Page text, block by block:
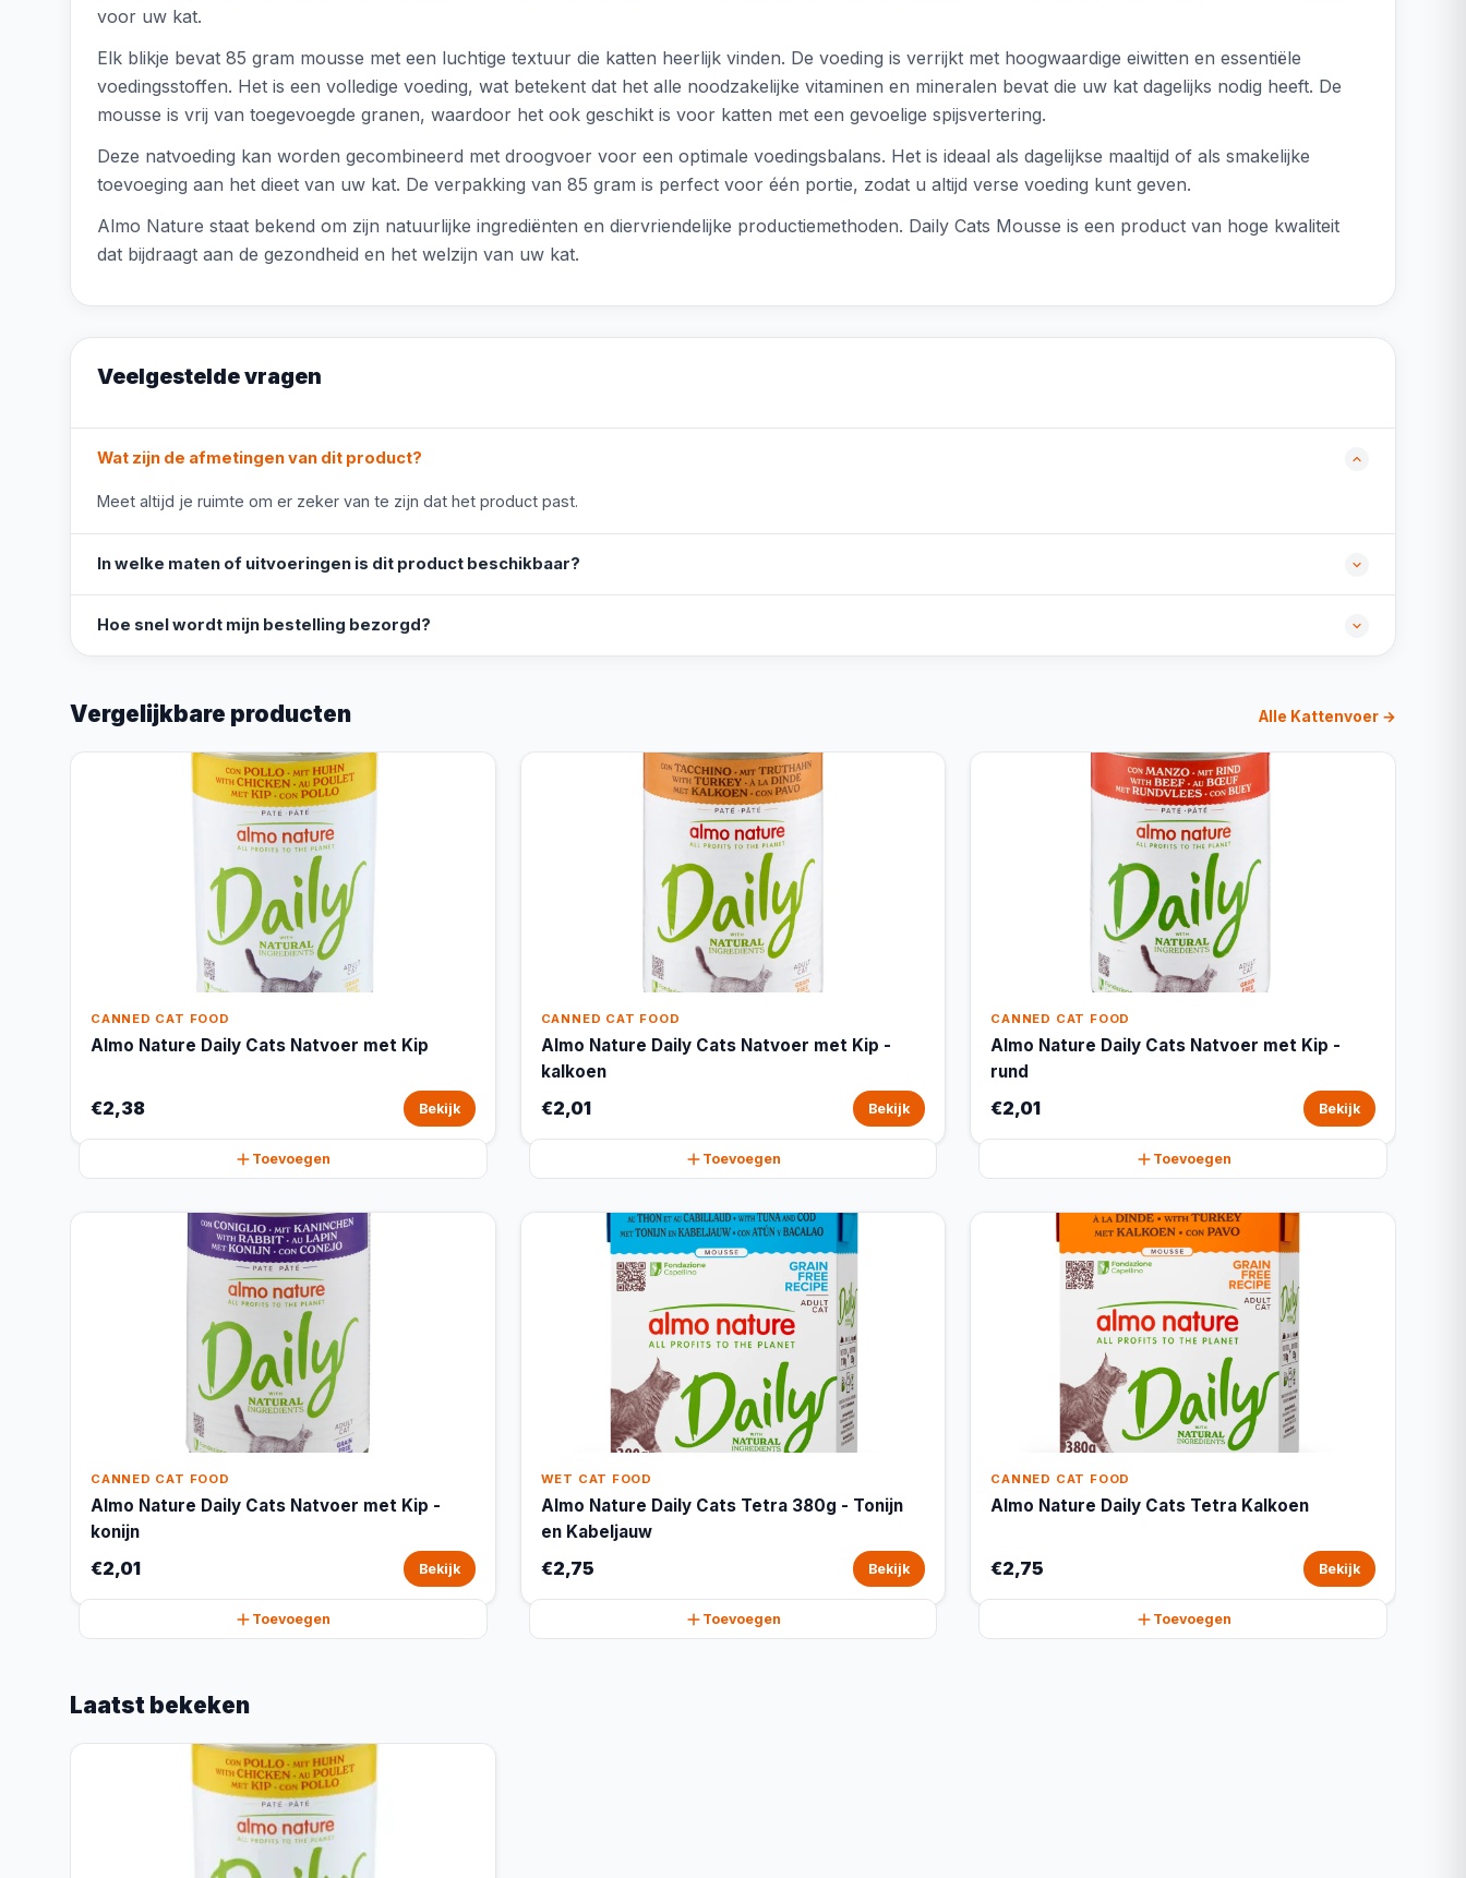
voor uw kat.
Elk blikje bevat 85 gram mousse met een luchtige textuur die katten heerlijk vinden. De voeding is verrijkt met hoogwaardige eiwitten en essentiële
voedingsstoffen. Het is een volledige voeding, wat betekent dat het alle noodzakelijke vitaminen en mineralen bevat die uw kat dagelijks nodig heeft. De
mousse is vrij van toegevoegde granen, waardoor het ook geschikt is voor katten met een gevoelige spijsvertering.
Deze natvoeding kan worden gecombineerd met droogvoer voor een optimale voedingsbalans. Het is ideaal als dagelijkse maaltijd of als smakelijke
toevoeging aan het dieet van uw kat. De verpakking van 85 gram is perfect voor één portie, zodat u altijd verse voeding kunt geven.
Almo Nature staat bekend om zijn natuurlijke ingrediënten en diervriendelijke productiemethoden. Daily Cats Mousse is een product van hoge kwaliteit
dat bijdraagt aan de gezondheid en het welzijn van uw kat.
Veelgestelde vragen
Wat zijn de afmetingen van dit product?
Meet altijd je ruimte om er zeker van te zijn dat het product past.
In welke maten of uitvoeringen is dit product beschikbaar?
Hoe snel wordt mijn bestelling bezorgd?
Vergelijkbare producten Alle Kattenvoer →
CANNED CAT FOOD
Almo Nature Daily Cats Natvoer met Kip
€2,38 Bekijk
Toevoegen
CANNED CAT FOOD
Almo Nature Daily Cats Natvoer met Kip -
kalkoen
€2,01 Bekijk
Toevoegen
CANNED CAT FOOD
Almo Nature Daily Cats Natvoer met Kip -
rund
€2,01 Bekijk
Toevoegen
CANNED CAT FOOD
Almo Nature Daily Cats Natvoer met Kip -
konijn
€2,01 Bekijk
Toevoegen
WET CAT FOOD
Almo Nature Daily Cats Tetra 380g - Tonijn
en Kabeljauw
€2,75 Bekijk
Toevoegen
CANNED CAT FOOD
Almo Nature Daily Cats Tetra Kalkoen
€2,75 Bekijk
Toevoegen
Laatst bekeken